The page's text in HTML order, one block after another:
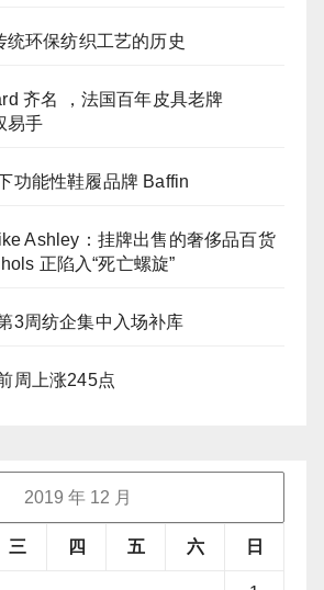
统环保纺织工艺的历史
齐名 ，法国百年皮具老牌
易手
功能性鞋履品牌 Baffin
Ashley：挂牌出售的奢侈品百货
正陷入“死亡螺旋”
3周纺企集中入场补库
周上涨245点
2019 年 12 月
三 四 五 六 日